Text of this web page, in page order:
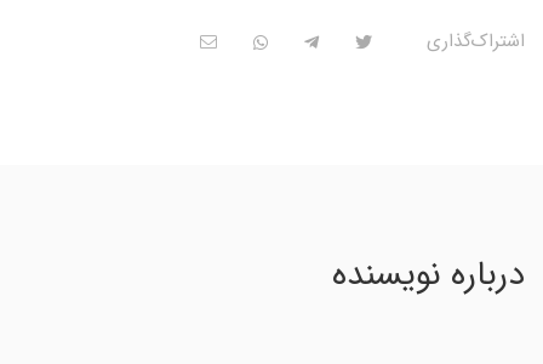
اشتراک‌گذاری
درباره نویسنده